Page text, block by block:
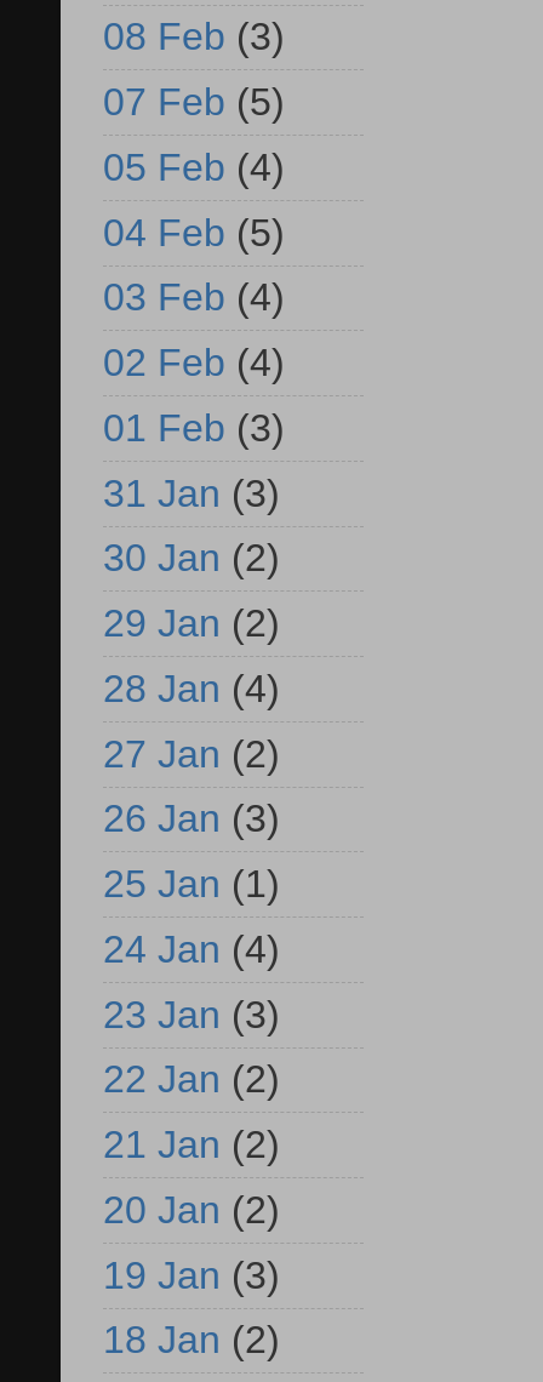
08 Feb (3)
07 Feb (5)
05 Feb (4)
04 Feb (5)
03 Feb (4)
02 Feb (4)
01 Feb (3)
31 Jan (3)
30 Jan (2)
29 Jan (2)
28 Jan (4)
27 Jan (2)
26 Jan (3)
25 Jan (1)
24 Jan (4)
23 Jan (3)
22 Jan (2)
21 Jan (2)
20 Jan (2)
19 Jan (3)
18 Jan (2)